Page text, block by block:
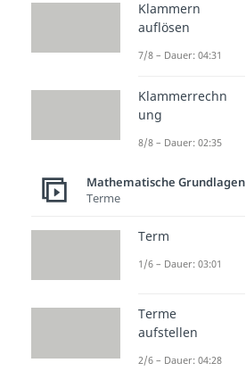
Klammern
auflösen
7/8 – Dauer: 04:31
Klammerrechn
ung
8/8 – Dauer: 02:35
Mathematische Grundlagen
Terme
Term
1/6 – Dauer: 03:01
Terme
aufstellen
2/6 – Dauer: 04:28